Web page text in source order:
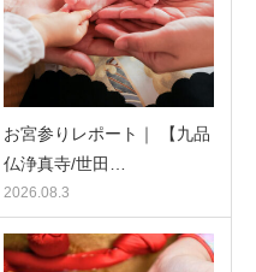
お宮参りレポート｜ 【九品
仏浄真寺/世田…
2026.08.3